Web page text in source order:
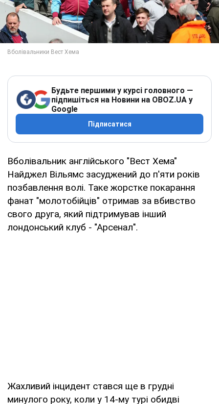
Будьте першими у курсі головного —
підпишіться на Новини на OBOZ.UA у
Google
Підписатися
Вболівальник англійського "Вест Хема"
Найджел Вільямс засуджений до п'яти років
позбавлення волі. Таке жорстке покарання
фанат "молотобійців" отримав за вбивство
свого друга, який підтримував інший
лондонський клуб - "Арсенал".
Жахливий інцидент стався ще в грудні
минулого року, коли у 14-му турі обидві